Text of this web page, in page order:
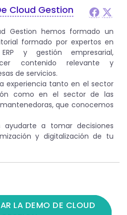
Cloud Gestion
Gestion hemos formado un
formado por expertos en
y gestión empresarial,
contenido relevante y
de servicios.
experiencia tanto en el sector
como en el sector de las
que conocemos
a tomar decisiones
y digitalización de tu
LA DEMO DE CLOUD